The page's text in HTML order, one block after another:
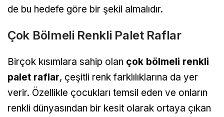
de bu hedefe göre bir şekil almalıdır.
Çok Bölmeli Renkli Palet Raflar
Birçok kısımlara sahip olan çok bölmeli renkli
palet raflar, çeşitli renk farklılıklarına da yer
verir. Özellikle çocukları temsil eden ve onların
renkli dünyasından bir kesit olarak ortaya çıkan